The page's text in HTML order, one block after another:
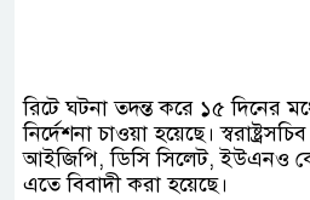
রিটে ঘটনা তদন্ত করে ১৫ দিনের
নির্দেশনা চাওয়া হয়েছে।
আইজিপি, ডিসি সিলেট, ইউএনও
এতে বিবাদী করা হয়েছে।